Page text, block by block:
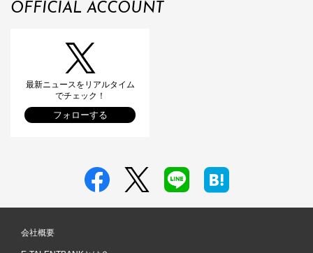
OFFICIAL ACCOUNT
最新ニュースをリアルタイム
でチェック！
フォローする
会社概要